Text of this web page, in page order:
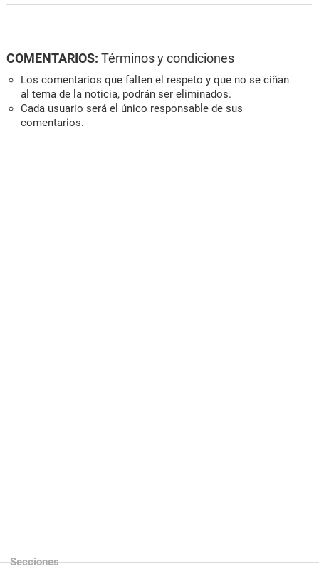
COMENTARIOS: Términos y condiciones
Los comentarios que falten el respeto y que no se ciñan
al tema de la noticia, podrán ser eliminados.
Cada usuario será el único responsable de sus
comentarios.
Secciones